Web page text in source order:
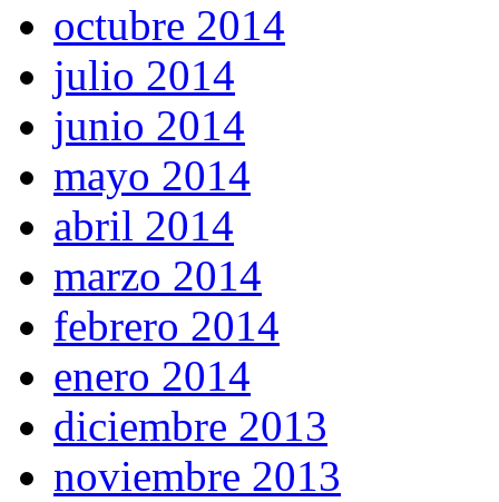
octubre 2014
julio 2014
junio 2014
mayo 2014
abril 2014
marzo 2014
febrero 2014
enero 2014
diciembre 2013
noviembre 2013